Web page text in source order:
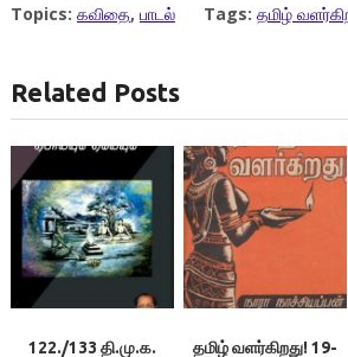
Topics: கவிதை, பாடல் Tags: தமிழ்
Related Posts
122./133 தி.மு.க. தமிழ் வளர்கிறது! 19-